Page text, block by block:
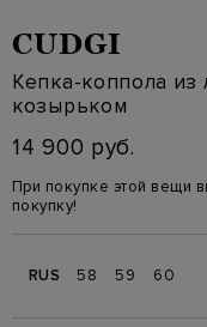
CUDGI
Кепка-коппола из
козырьком
14 900 руб.
При покупке этой вещи
покупку!
RUS 58 59 60